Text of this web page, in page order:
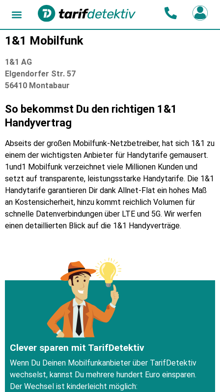
1&1 Mobilfunk
1&1 AG
Elgendorfer Str. 57
56410 Montabaur
So bekommst Du den richtigen 1&1
Handyvertrag
Abseits der großen Mobilfunk-Netzbetreiber, hat sich 1&1 zu
einem der wichtigsten Anbieter für Handytarife gemausert.
1und1 Mobilfunk verzeichnet viele Millionen Kunden und
setzt auf transparente, leistungsstarke Handytarife. Die 1&1
Handytarife garantieren Dir dank Allnet-Flat ein hohes Maß
an Kostensicherheit, hinzu kommt reichlich Volumen für
schnelle Datenverbindungen über LTE und 5G. Wir werfen
einen detaillierten Blick auf die 1&1 Handyverträge.
Clever sparen mit TarifDetektiv
Wenn Du Deinen Mobilfunkanbieter über TarifDetektiv
wechselst, kannst Du mehrere hundert Euro einsparen.
Der Wechsel ist kinderleicht möglich: